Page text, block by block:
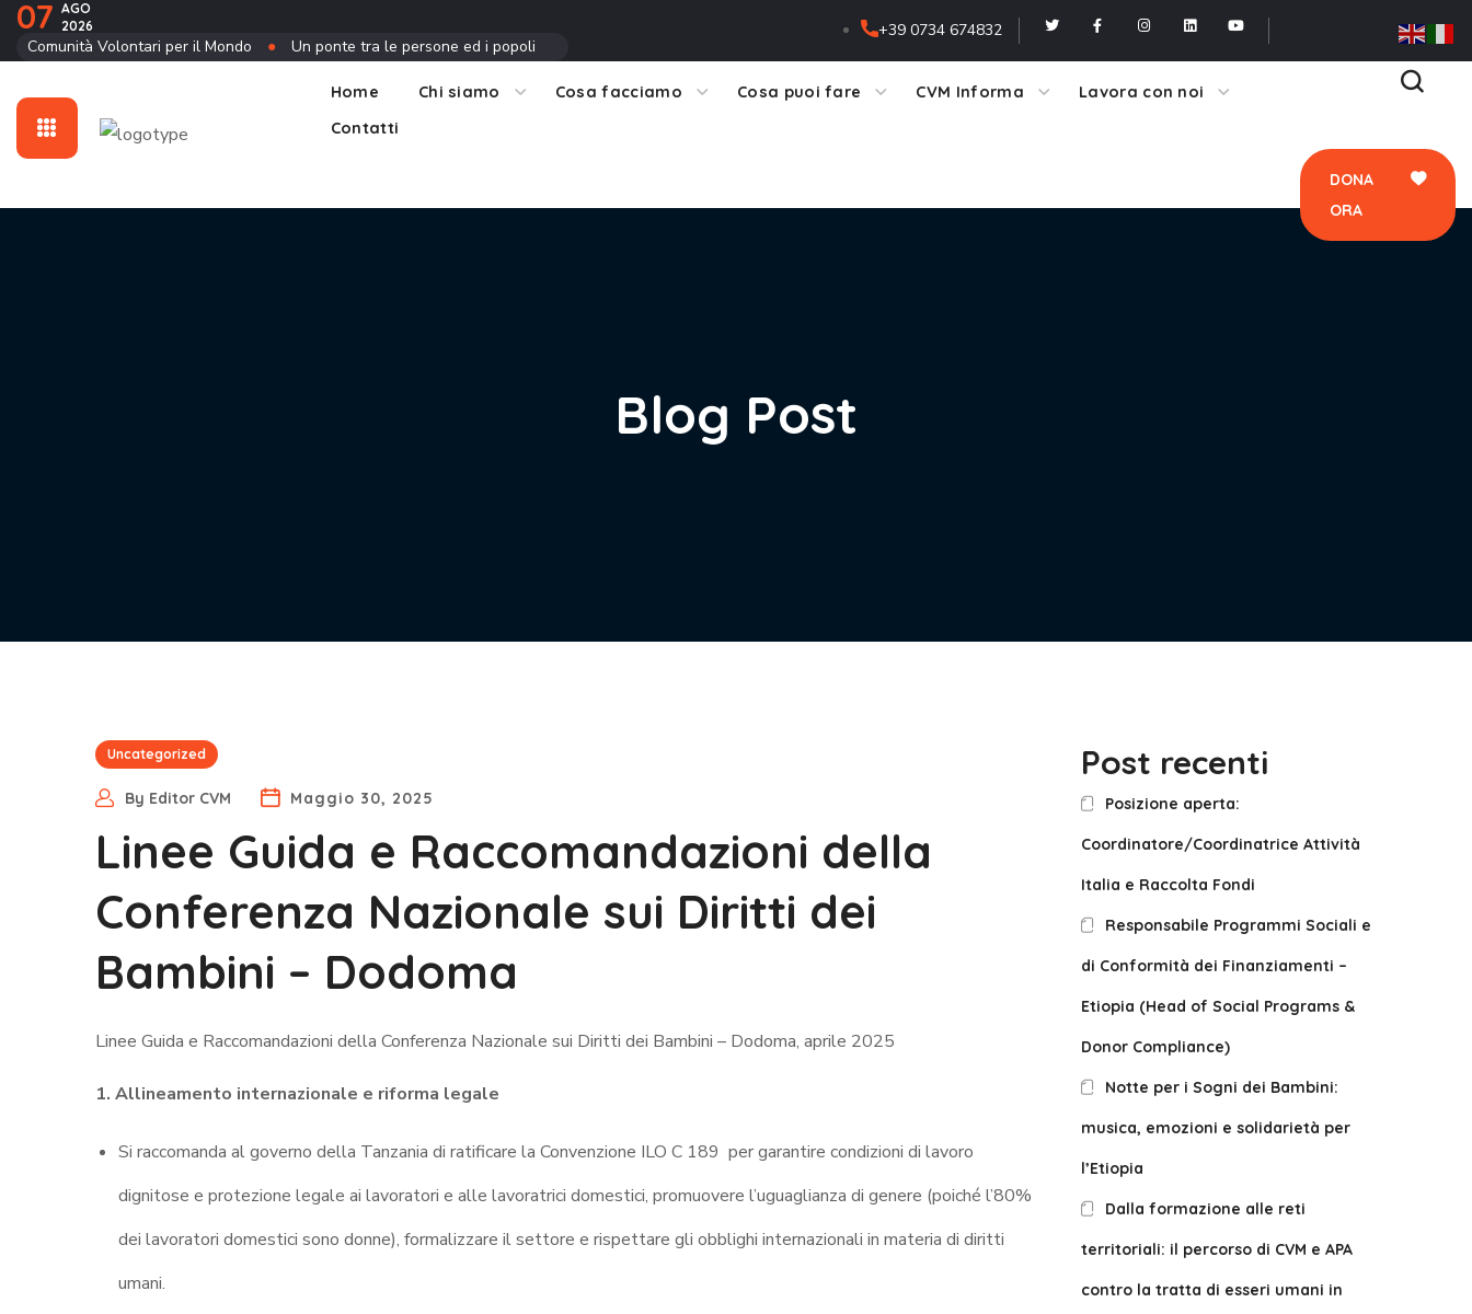
07 AGO
2026
Comunità Volontari per il Mondo ● Un ponte tra le persone ed i popoli
+39 0734 674832
Home Chi siamo Cosa facciamo Cosa puoi fare CVM Informa
Lavora con noi
Contatti
DONA
ORA
Contatti
Blog Post
Uncategorized
By Editor CVM Maggio 30, 2025
Linee Guida e Raccomandazioni della
Conferenza Nazionale sui Diritti dei
Bambini – Dodoma
Linee Guida e Raccomandazioni della Conferenza Nazionale sui Diritti dei Bambini – Dodoma, aprile 2025
1. Allineamento internazionale e riforma legale
Si raccomanda al governo della Tanzania di ratificare la Convenzione ILO C 189 per garantire condizioni di lavoro
dignitose e protezione legale ai lavoratori e alle lavoratrici domestici, promuovere l’uguaglianza di genere (poiché l’80%
dei lavoratori domestici sono donne), formalizzare il settore e rispettare gli obblighi internazionali in materia di diritti
umani.
Post recenti
Posizione aperta:
Coordinatore/Coordinatrice Attività
Italia e Raccolta Fondi
Responsabile Programmi Sociali e
di Conformità dei Finanziamenti –
Etiopia (Head of Social Programs &
Donor Compliance)
Notte per i Sogni dei Bambini:
musica, emozioni e solidarietà per
l’Etiopia
Dalla formazione alle reti
territoriali: il percorso di CVM e APA
contro la tratta di esseri umani in